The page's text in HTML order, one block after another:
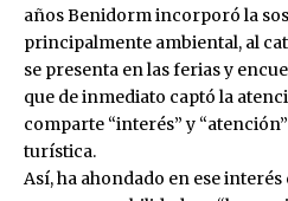
años Benidorm incorporó la
principalmente ambiental, al
se presenta en las ferias y
que de inmediato captó la
comparte “interés” y
turística.
Así, ha ahondado en ese